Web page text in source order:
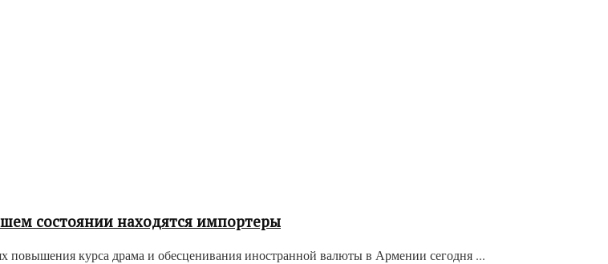
состоянии находятся импортеры
повышения курса драма и обесценивания иностранной валюты в Армении сегодня ...